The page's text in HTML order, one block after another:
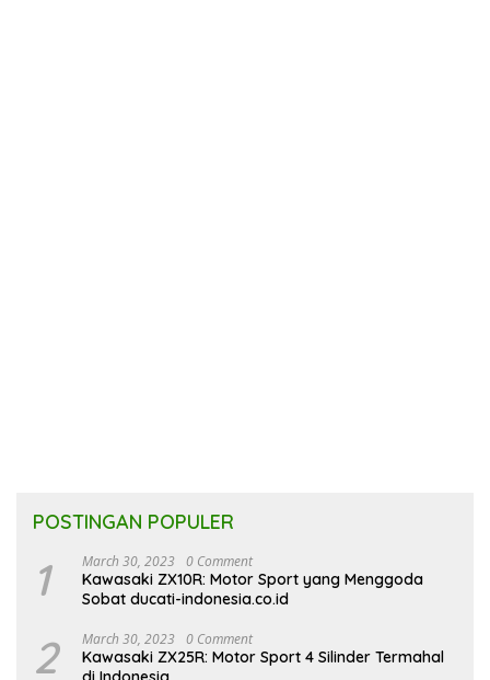
POSTINGAN POPULER
1 March 30, 2023 0 Comment
Kawasaki ZX10R: Motor Sport yang Menggoda
Sobat ducati-indonesia.co.id
2 March 30, 2023 0 Comment
Kawasaki ZX25R: Motor Sport 4 Silinder Termahal